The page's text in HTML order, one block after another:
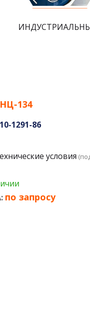
134
1291-86
условия
по запросу